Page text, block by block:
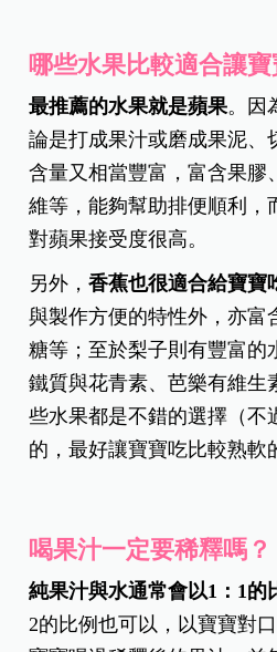
哪些水果比較適合讓寶
最推薦的水果就是蘋果。因
論是打成果汁或磨成果泥、
含量又相當豐富，富含果膠
維等，能夠幫助排便順利，
對蘋果接受度很高。
另外，香蕉也很適合給寶寶
與製作方便的特性外，亦富
糖等；至於梨子則有豐富的
鐵質與花青素、芭樂有維
些水果都是不錯的選擇（不
的，最好讓寶寶吃比較熟軟
喝果汁一定要稀釋嗎？
純果汁與水通常會以1：1的
2的比例也可以，以寶寶對